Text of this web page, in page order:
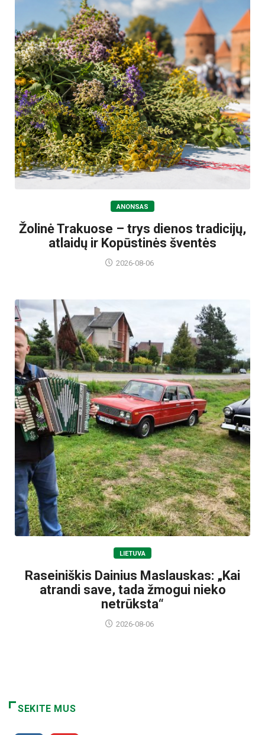
ANONSAS
Žolinė Trakuose – trys dienos tradicijų,
atlaidų ir Kopūstinės šventės
2026-08-06
LIETUVA
Raseiniškis Dainius Maslauskas: „Kai
atrandi save, tada žmogui nieko
netrūksta“
2026-08-06
SEKITE MUS